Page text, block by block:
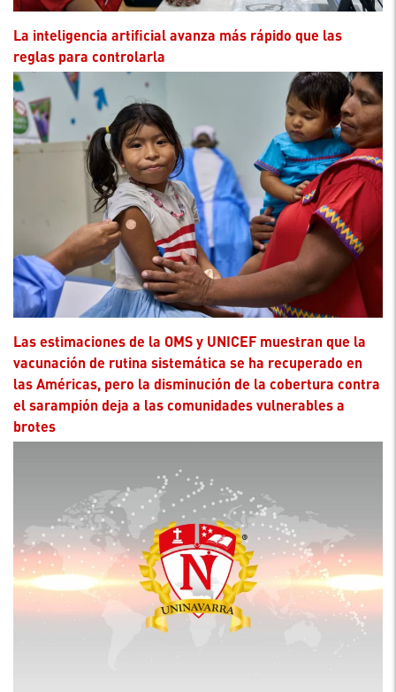
La inteligencia artificial avanza más rápido que las
reglas para controlarla
Las estimaciones de la OMS y UNICEF muestran que la
vacunación de rutina sistemática se ha recuperado en
las Américas, pero la disminución de la cobertura contra
el sarampión deja a las comunidades vulnerables a
brotes